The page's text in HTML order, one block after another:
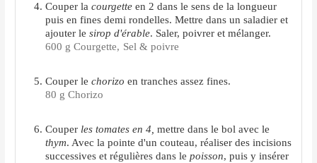
Couper lacourgetteen 2 dans le sens de la longueur
puis en fines demi rondelles. Mettre dans un saladier et
ajouter lesirop d'érable. Saler, poivrer et mélanger.
600 g Courgette, Sel & poivre
Couper lechorizoen tranches assez fines.
80 g Chorizo
Couper les tomates en 4,mettre dans le bol avec le
thym. Avec la pointe d'un couteau, réaliser des incisions
successives et régulières dans lepoisson, puis y insérer